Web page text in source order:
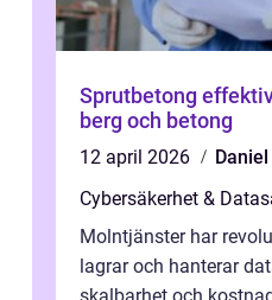
Sprutbetong
berg och betong
12 april 2026
Cybersäkerhet &
Molntjänster har
lagrar och hanterar